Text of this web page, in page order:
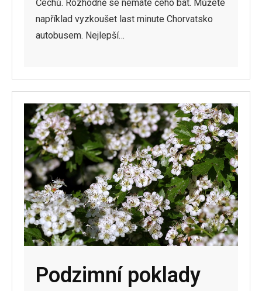
Čechů. Rozhodně se nemáte čeho bát. Můžete
například vyzkoušet last minute Chorvatsko
autobusem. Nejlepší…
Podzimní poklady